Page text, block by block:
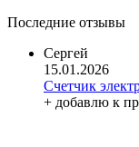
GreenVision
Hager
Haupa
HD Hyundai
Hemstedt
Последние отзывы
Сергей
15.01.2026
Счетчик
+ добавлю к